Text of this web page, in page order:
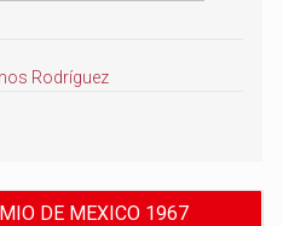
Rodríguez
DE MEXICO 1967